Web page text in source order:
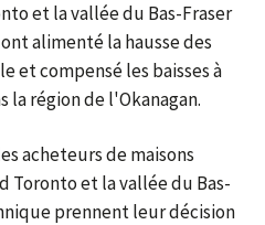
et la vallée du Bas-Fraser
alimenté la hausse des
et compensé les baisses à
la région de l'Okanagan.
acheteurs de maisons
Toronto et la vallée du Bas-
prennent leur décision